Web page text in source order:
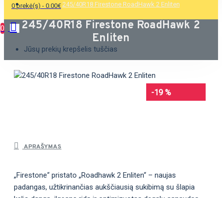
0 prekė(s) - 0.00€
0
Jūsų prekių krepšelis tuščias
245/40R18 Firestone RoadHawk 2 Enliten
245/40R18 Firestone RoadHawk 2
Enliten
-19 %
APRAŠYMAS
„Firestone“ pristato „Roadhawk 2 Enliten“ – naujas
padangas, užtikrinančias aukščiausią sukibimą su šlapia